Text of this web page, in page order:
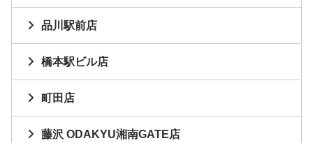
品川駅前店
橋本駅ビル店
町田店
藤沢 ODAKYU湘南GATE店